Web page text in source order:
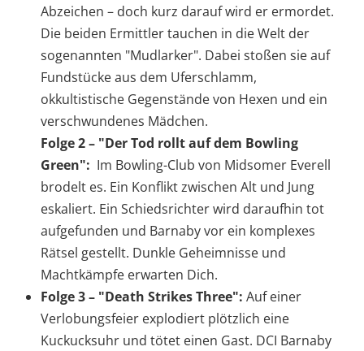
Abzeichen – doch kurz darauf wird er ermordet.
Die beiden Ermittler tauchen in die Welt der
sogenannten "Mudlarker". Dabei stoßen sie auf
Fundstücke aus dem Uferschlamm,
okkultistische Gegenstände von Hexen und ein
verschwundenes Mädchen.
Folge 2 – "Der Tod rollt auf dem Bowling
Green": Im Bowling-Club von Midsomer Everell
brodelt es. Ein Konflikt zwischen Alt und Jung
eskaliert. Ein Schiedsrichter wird daraufhin tot
aufgefunden und Barnaby vor ein komplexes
Rätsel gestellt. Dunkle Geheimnisse und
Machtkämpfe erwarten Dich.
Folge 3 – "Death Strikes Three": Auf einer
Verlobungsfeier explodiert plötzlich eine
Kuckucksuhr und tötet einen Gast. DCI Barnaby